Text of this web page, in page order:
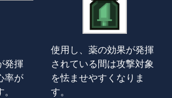
発揮
率が
使用し、薬の効果が発揮
されている間は攻撃対象
を怯ませやすくなりま
す。